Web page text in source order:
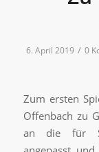
6. April 2019 / 0
Zum ersten
Offenbach zu
an die für